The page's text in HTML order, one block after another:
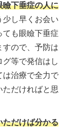
瞼下垂症の人に
少し早くお会い
ても眼瞼下垂症
すので、予防は
グ等で発信はし
は治療で全力で
ただければと思
ただけば分かる